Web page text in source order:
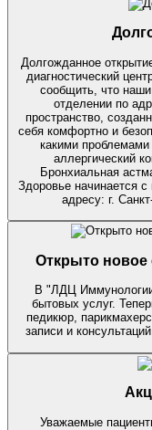
Долгожданное
диагностический центр
сообщить, что
отделении по адресу:
пространство,
себя комфортно и
какими проблемами
аллергический
Бронхиальная
Здоровье начинается с
адресу: г.
Открыто
В "ЛДЦ
бытовых услуг.
педикюр,
Уважаемые